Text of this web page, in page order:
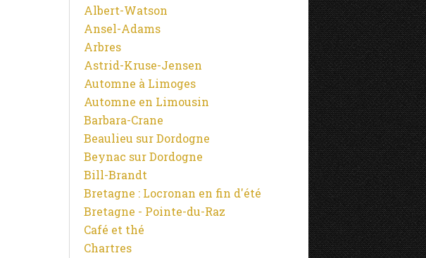
Albert-Watson
Ansel-Adams
Arbres
Astrid-Kruse-Jensen
Automne à Limoges
Automne en Limousin
Barbara-Crane
Beaulieu sur Dordogne
Beynac sur Dordogne
Bill-Brandt
Bretagne : Locronan en fin d'été
Bretagne - Pointe-du-Raz
Café et thé
Chartres